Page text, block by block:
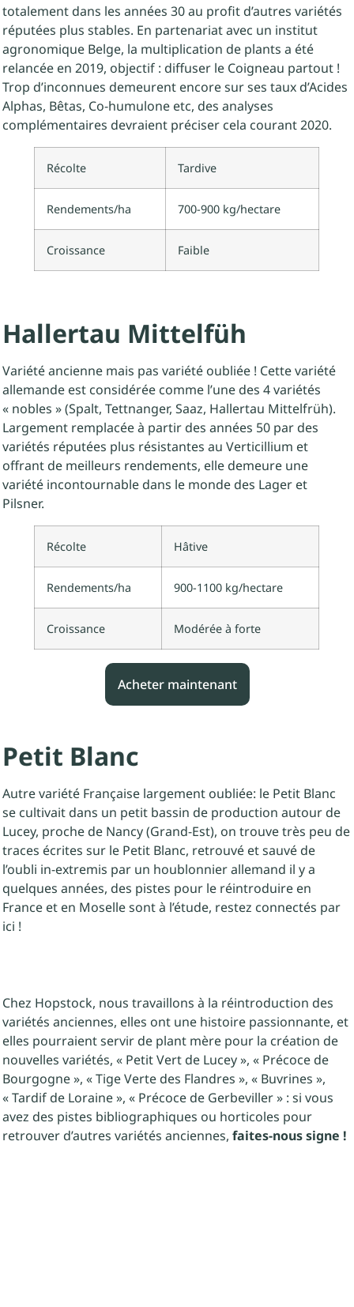
totalement dans les années 30 au profit d’autres variétés
réputées plus stables. En partenariat avec un institut
agronomique Belge, la multiplication de plants a été
relancée en 2019, objectif : diffuser le Coigneau partout !
Trop d’inconnues demeurent encore sur ses taux d’Acides
Alphas, Bêtas, Co-humulone etc, des analyses
complémentaires devraient préciser cela courant 2020.
Récolte Tardive
Rendements/ha 700-900 kg/hectare
Croissance Faible
Hallertau Mittelfüh
Variété ancienne mais pas variété oubliée ! Cette variété
allemande est considérée comme l’une des 4 variétés
« nobles » (Spalt, Tettnanger, Saaz, Hallertau Mittelfrüh).
Largement remplacée à partir des années 50 par des
variétés réputées plus résistantes au Verticillium et
offrant de meilleurs rendements, elle demeure une
variété incontournable dans le monde des Lager et
Pilsner.
Récolte Hâtive
Rendements/ha 900-1100 kg/hectare
Croissance Modérée à forte
Acheter maintenant
Petit Blanc
Autre variété Française largement oubliée: le Petit Blanc
se cultivait dans un petit bassin de production autour de
Lucey, proche de Nancy (Grand-Est), on trouve très peu de
traces écrites sur le Petit Blanc, retrouvé et sauvé de
l’oubli in-extremis par un houblonnier allemand il y a
quelques années, des pistes pour le réintroduire en
France et en Moselle sont à l’étude, restez connectés par
ici !
Chez Hopstock, nous travaillons à la réintroduction des
variétés anciennes, elles ont une histoire passionnante, et
elles pourraient servir de plant mère pour la création de
nouvelles variétés, « Petit Vert de Lucey », « Précoce de
Bourgogne », « Tige Verte des Flandres », « Buvrines »,
« Tardif de Loraine », « Précoce de Gerbeviller » : si vous
avez des pistes bibliographiques ou horticoles pour
retrouver d’autres variétés anciennes, faites-nous signe !